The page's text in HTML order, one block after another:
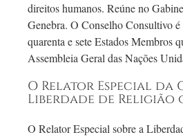
direitos humanos. Reúne no
Genebra. O Conselho Consultivo
quarenta e sete Estados Membros
Assembleia Geral das Nações
O Relator Especial da
Liberdade de Religião
O Relator Especial sobre a